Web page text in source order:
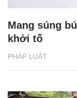
PHÁP LUẬT
Mang súng
khởi tố